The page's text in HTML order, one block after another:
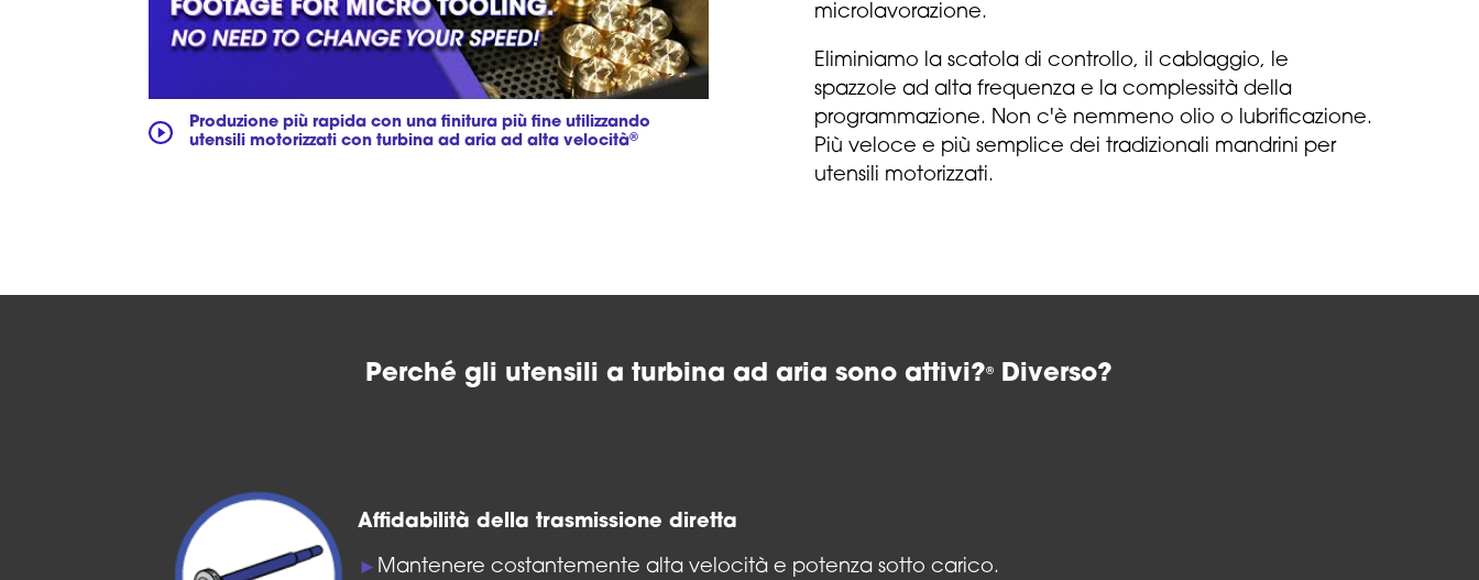
Produzione più rapida con una finitura più fine utilizzando
utensili motorizzati con turbina ad aria ad alta velocità®
microlavorazione.
Eliminiamo la scatola di controllo, il cablaggio, le
spazzole ad alta frequenza e la complessità della
programmazione. Non c'è nemmeno olio o lubrificazione.
Più veloce e più semplice dei tradizionali mandrini per
utensili motorizzati.
Perché gli utensili a turbina ad aria sono attivi?® Diverso?
Affidabilità della trasmissione diretta
► Mantenere costantemente alta velocità e potenza sotto carico.